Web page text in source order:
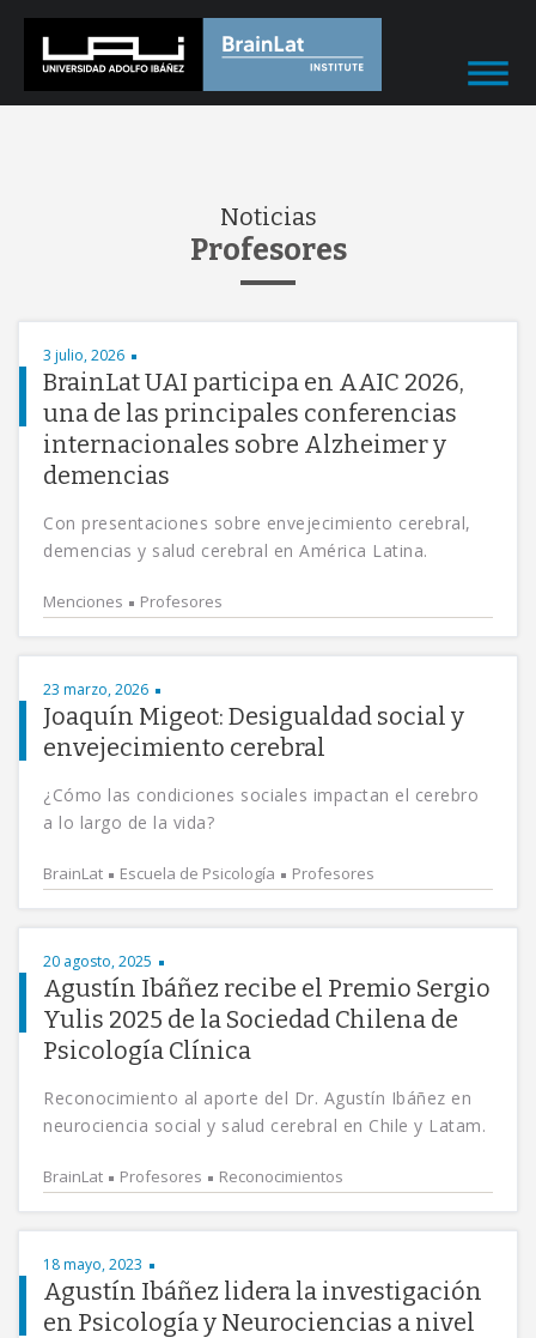
Noticias
Profesores
3 julio, 2026
BrainLat UAI participa en AAIC 2026,
una de las principales conferencias
internacionales sobre Alzheimer y
demencias
Con presentaciones sobre envejecimiento cerebral,
demencias y salud cerebral en América Latina.
Menciones Profesores
23 marzo, 2026
Joaquín Migeot: Desigualdad social y
envejecimiento cerebral
¿Cómo las condiciones sociales impactan el cerebro
a lo largo de la vida?
BrainLat Escuela de Psicología Profesores
20 agosto, 2025
Agustín Ibáñez recibe el Premio Sergio
Yulis 2025 de la Sociedad Chilena de
Psicología Clínica
Reconocimiento al aporte del Dr. Agustín Ibáñez en
neurociencia social y salud cerebral en Chile y Latam.
BrainLat Profesores Reconocimientos
18 mayo, 2023
Agustín Ibáñez lidera la investigación
en Psicología y Neurociencias a nivel